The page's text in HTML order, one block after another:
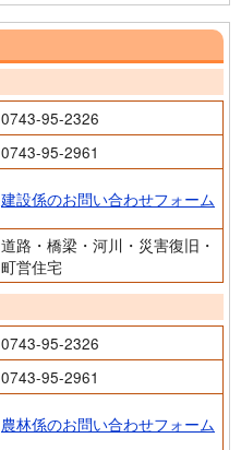
0743-95-2326
0743-95-2961
建設係のお問い合わせフォーム
道路・橋梁・河川・災害復旧・
町営住宅
0743-95-2326
0743-95-2961
農林係のお問い合わせフォーム